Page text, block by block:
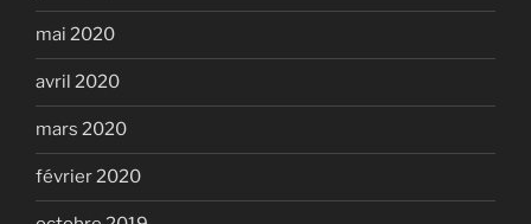
mai 2020
avril 2020
mars 2020
février 2020